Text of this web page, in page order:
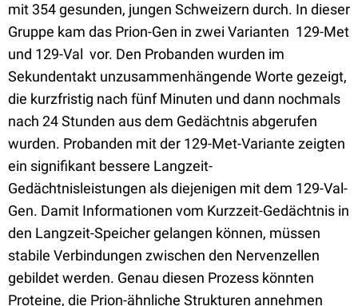
mit 354 gesunden, jungen Schweizern durch. In dieser
Gruppe kam das Prion-Gen in zwei Varianten  129-Met
und 129-Val  vor. Den Probanden wurden im
Sekundentakt unzusammenhängende Worte gezeigt,
die kurzfristig nach fünf Minuten und dann nochmals
nach 24 Stunden aus dem Gedächtnis abgerufen
wurden. Probanden mit der 129-Met-Variante zeigten
ein signifikant bessere Langzeit-
Gedächtnisleistungen als diejenigen mit dem 129-Val-
Gen. Damit Informationen vom Kurzzeit-Gedächtnis in
den Langzeit-Speicher gelangen können, müssen
stabile Verbindungen zwischen den Nervenzellen
gebildet werden. Genau diesen Prozess könnten
Proteine, die Prion-ähnliche Strukturen annehmen